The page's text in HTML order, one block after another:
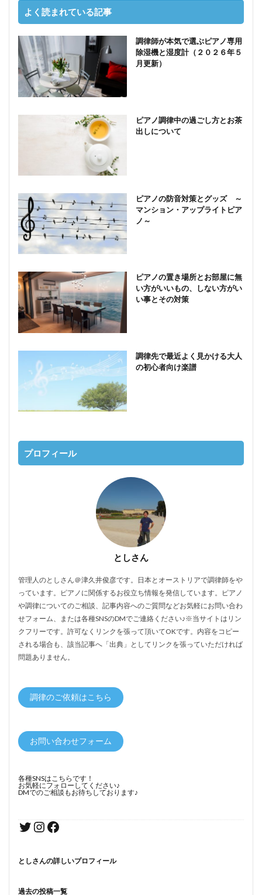
よく読まれている記事
調律師が本気で選ぶピアノ専用
除湿機と湿度計（２０２６年５
月更新）
ピアノ調律中の過ごし方とお茶
出しについて
ピアノの防音対策とグッズ ～
マンション・アップライトピア
ノ～
ピアノの置き場所とお部屋に無
い方がいいもの、しない方がい
い事とその対策
調律先で最近よく見かける大人
の初心者向け楽譜
プロフィール
としさん
管理人のとしさん＠津久井俊彦です。日本とオーストリアで調律師をや
っています。ピアノに関係するお役立ち情報を発信しています。ピアノ
や調律についてのご相談、記事内容へのご質問などお気軽にお問い合わ
せフォーム、または各種SNSのDMでご連絡ください♪※当サイトはリン
クフリーです。許可なくリンクを張って頂いてOKです。内容をコピー
される場合も、該当記事へ「出典」としてリンクを張っていただければ
問題ありません。
調律のご依頼はこちら
お問い合わせフォーム
各種SNSはこちらです！
お気軽にフォローしてください♪
DMでのご相談もお待ちしております♪
としさんの詳しいプロフィール
過去の投稿一覧